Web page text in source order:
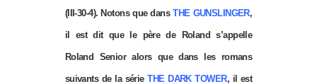
(III-30-4). Notons que dansTHE GUNSLINGER,
il est dit que le père de Roland s’appelle
Roland Senior alors que dans les romans
suivants de la sérieTHE DARK TOWER, il est